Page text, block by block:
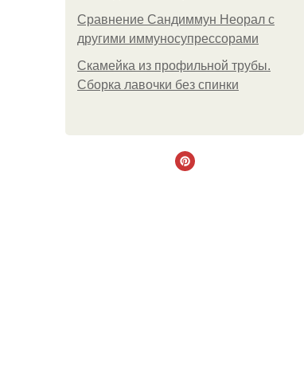
Сравнение Сандиммун Неорал с
другими иммуносупрессорами
Скамейка из профильной трубы.
Сборка лавочки без спинки